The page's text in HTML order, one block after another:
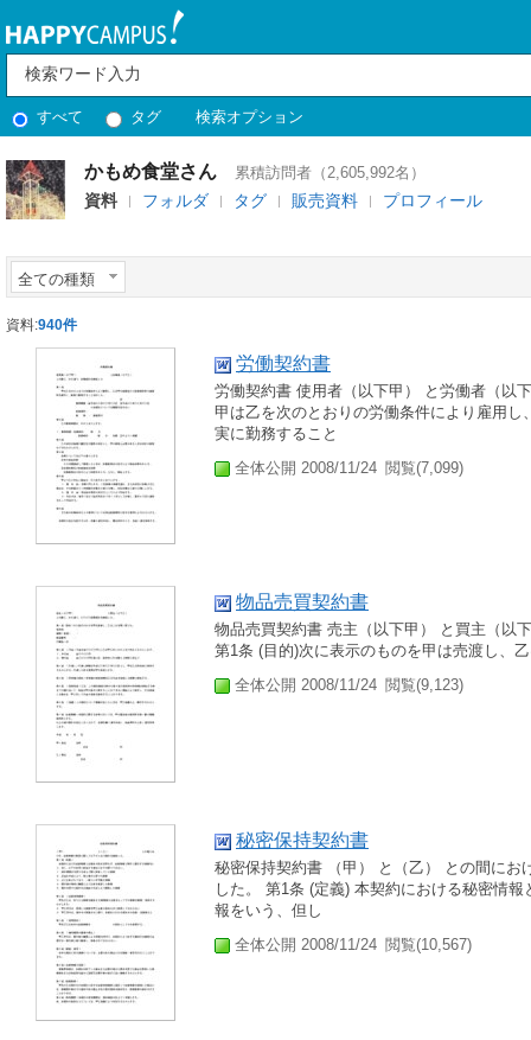
すべて タグ 検索オプション
かもめ食堂さん 累積訪問者（2,605,992名）
資料 フォルダ タグ 販売資料 プロフィール
全ての種類
資料:940件
労働契約書
労働契約書 使用者（以下甲） と労働者（以
甲は乙を次のとおりの労働条件により雇用
実に勤務すること
全体公開 2008/11/24 閲覧(7,099)
物品売買契約書
物品売買契約書 売主（以下甲） と買主（以
第1条 (目的)次に表示のものを甲は売渡し、
全体公開 2008/11/24 閲覧(9,123)
秘密保持契約書
秘密保持契約書 （甲） と（乙） との間にお
した。 第1条 (定義) 本契約における秘密情
報をいう、但し
全体公開 2008/11/24 閲覧(10,567)